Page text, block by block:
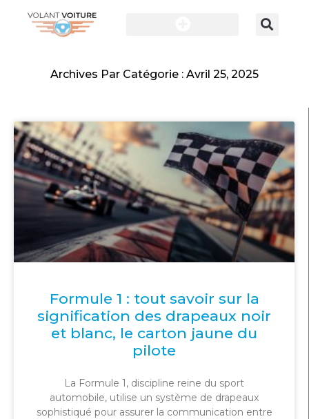
Archives Par Catégorie : Avril 25, 2025
Formule 1 : tout savoir sur la
signification des drapeaux noir
et blanc, le carton jaune du
pilote
La Formule 1, discipline reine du sport
automobile, utilise un système de drapeaux
sophistiqué pour assurer la communication entre